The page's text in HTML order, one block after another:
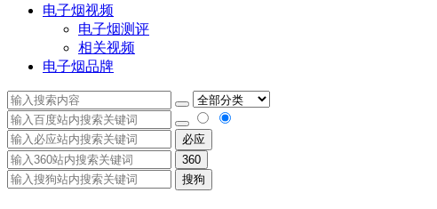
电子烟视频
电子烟测评
相关视频
电子烟品牌
必应
360
搜狗